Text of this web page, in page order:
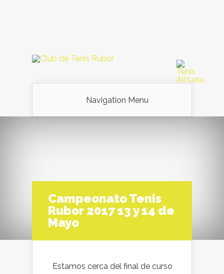
Navigation Menu
Campeonato Tenis
Rubor 2017 13 y 14 de
Mayo
Estamos cerca del final de curso